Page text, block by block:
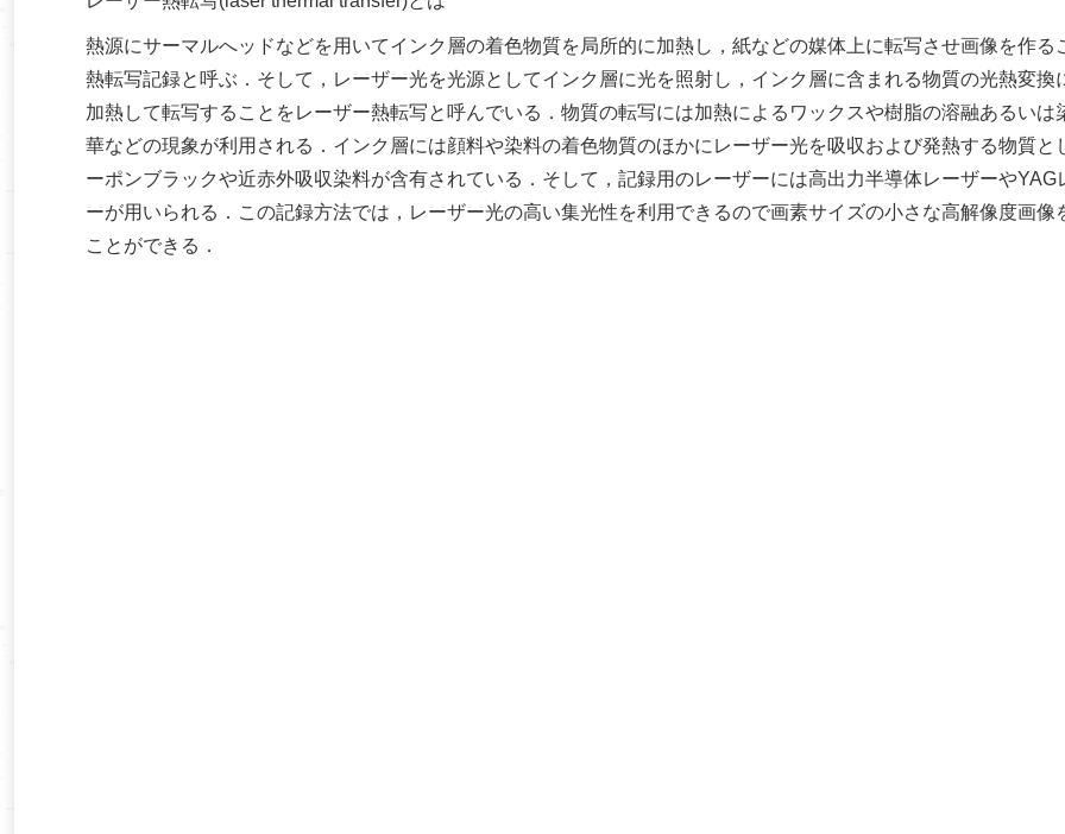
熱源にサーマルへッドなどを用いてインク層の着色物質を局所的に加熱し，紙などの媒体上に転写させ画像を作る
熱転写記録と呼ぶ．そして，レーザー光を光源としてインク層に光を照射し，インク層に含まれる物質の光熱変換
加熱して転写することをレーザー熱転写と呼んでいる．物質の転写には加熱によるワックスや樹脂の溶融あるいは
華などの現象が利用される．インク層には顔料や染料の着色物質のほかにレーザー光を吸収および発熱する物質と
ーポンブラックや近赤外吸収染料が含有されている．そして，記録用のレーザーには高出力半導体レーザーやYAG
ーが用いられる．この記録方法では，レーザー光の高い集光性を利用できるので画素サイズの小さな高解像度画像
ことができる．